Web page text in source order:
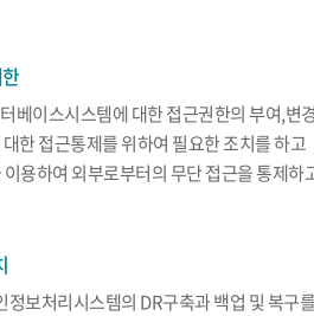
베이스시스템에 대한 접근권한의 부여,변
한 접근통제를 위하여 필요한 조치를 하고
용하여 외부로부터의 무단 접근을 통제하
정보처리시스템의 DR구축과 백업 및 복구